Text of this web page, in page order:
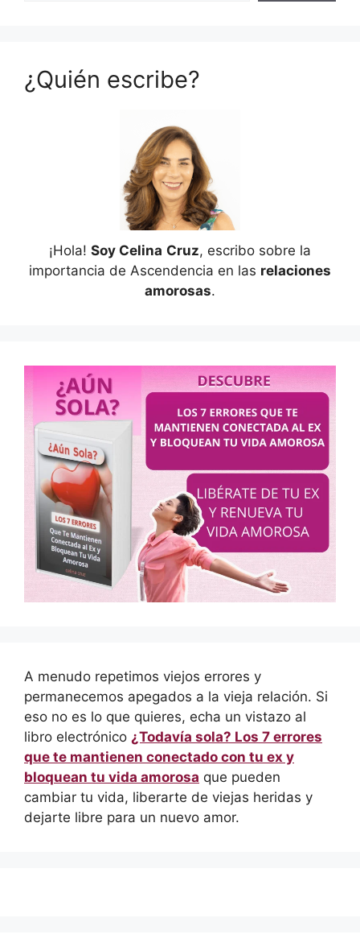
¿Quién escribe?
¡Hola! Soy Celina Cruz, escribo sobre la
importancia de Ascendencia en las relaciones
amorosas.
A menudo repetimos viejos errores y
permanecemos apegados a la vieja relación. Si
eso no es lo que quieres, echa un vistazo al
libro electrónico ¿Todavía sola? Los 7 errores
que te mantienen conectado con tu ex y
bloquean tu vida amorosa que pueden
cambiar tu vida, liberarte de viejas heridas y
dejarte libre para un nuevo amor.